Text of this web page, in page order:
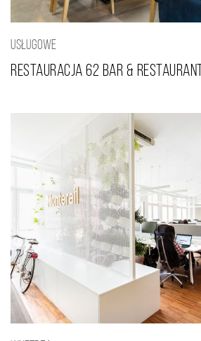
USŁUGOWE
Restauracja 62 Bar & Restaurant